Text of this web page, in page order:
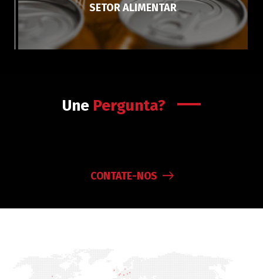
SETOR ALIMENTAR
Une Pergunta?
CONTATE-NOS